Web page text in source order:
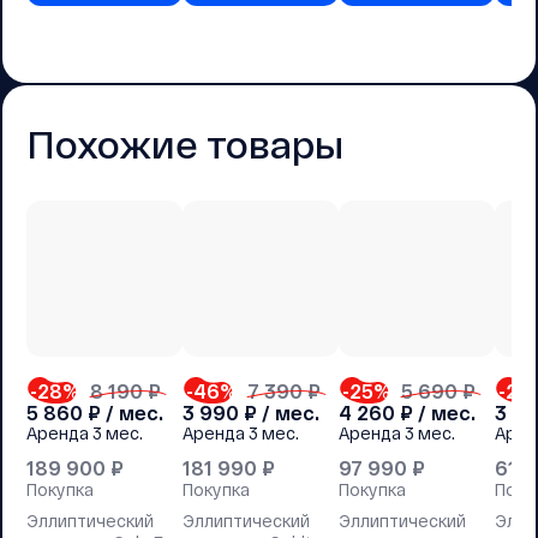
Похожие товары
-28% 8 190 ₽
5 860 ₽ / мес.
Аренда 3 мес.
189 900 ₽
Покупка
Эллиптический
-46%
7 390 ₽
3 990 ₽ / мес.
Аренда 3 мес.
181 990 ₽
Покупка
Эллиптический
-25% 5 690 ₽
4 260 ₽ / мес.
Аренда 3 мес.
97 990 ₽
Покупка
Эллиптический
-27
3
61